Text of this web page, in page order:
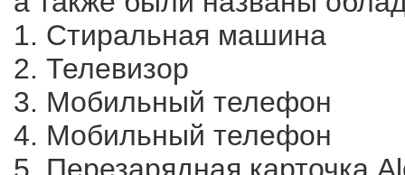
1. Стиральная машина
2. Телевизор
3. Мобильный телефон
4. Мобильный телефон